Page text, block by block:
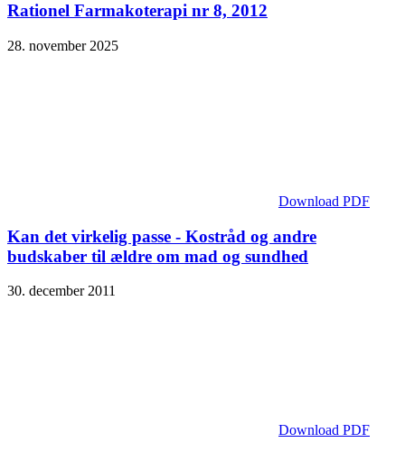
Rationel Farmakoterapi nr 8, 2012
28. november 2025
Download PDF
Kan det virkelig passe - Kostråd og andre
budskaber til ældre om mad og sundhed
30. december 2011
Download PDF